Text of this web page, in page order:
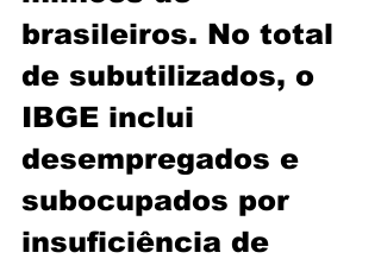
brasileiros. No total
de subutilizados, o
IBGE inclui
desempregados e
subocupados por
insuficiência de